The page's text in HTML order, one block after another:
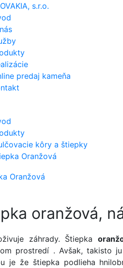
s.r.o.
predaj kameňa
kôry a štiepky
Oranžová
oranžová,
záhrady. Štiepka
prostredí . Avšak, takisto
je že štiepka podlieha